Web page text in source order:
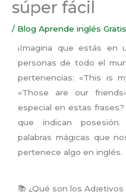
súper fácil
/ Blog Aprende inglés Gratis
¡Imagina que estás en
personas de todo el
pertenencias: «This is
«Those are our
especial en estas frases?
que indican
palabras mágicas que
pertenece algo en inglés.
📚 ¿Qué son los